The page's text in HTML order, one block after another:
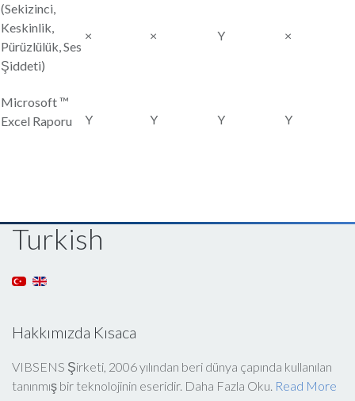
(Sekizinci,
Keskinlik,
Pürüzlülük, Ses
Şiddeti)
× × Y ×
Microsoft ™
Excel Raporu
Y Y Y Y
Turkish
Hakkımızda Kısaca
VIBSENS Şirketi, 2006 yılından beri dünya çapında kullanılan
tanınmış bir teknolojinin eseridir. Daha Fazla Oku. Read More